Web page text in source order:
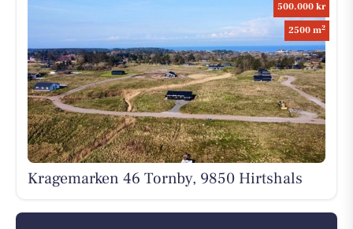
500.000 kr
2500 m2
Kragemarken 46 Tornby, 9850 Hirtshals